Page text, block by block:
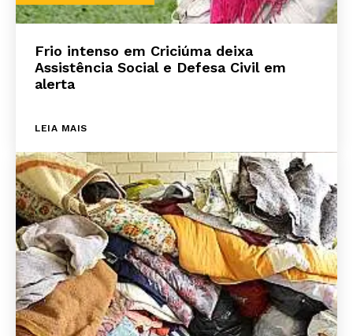
Frio intenso em Criciúma deixa
Assistência Social e Defesa Civil em
alerta
LEIA MAIS